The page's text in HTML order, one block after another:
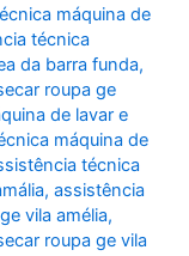
máquina de
técnica
da barra funda,
roupa ge
de lavar e
máquina de
técnica
,assistência
vila amélia,
roupa ge vila